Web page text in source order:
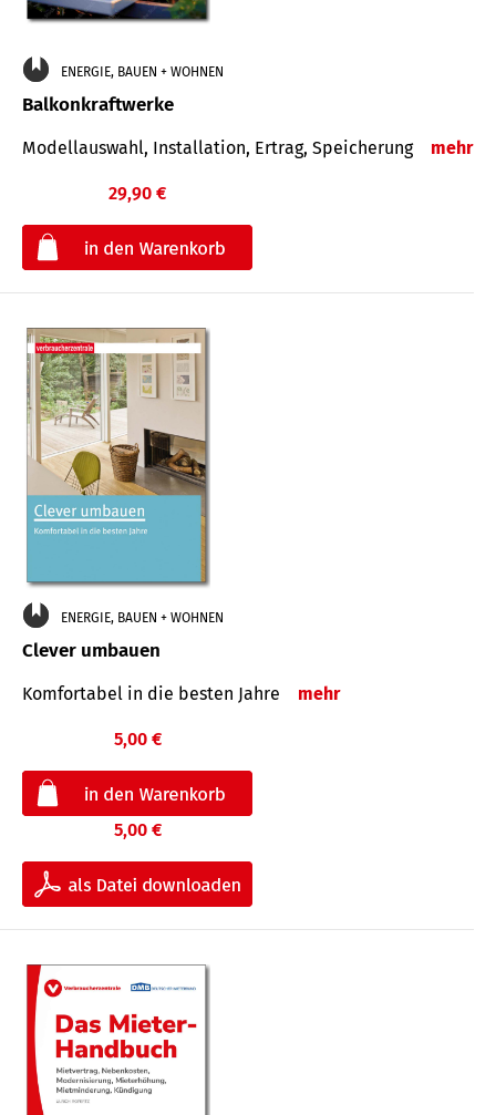
ENERGIE, BAUEN + WOHNEN
Balkonkraftwerke
Modellauswahl, Installation, Ertrag, Speicherung mehr
29,90 €
ENERGIE, BAUEN + WOHNEN
Clever umbauen
Komfortabel in die besten Jahre mehr
5,00 €
5,00 €